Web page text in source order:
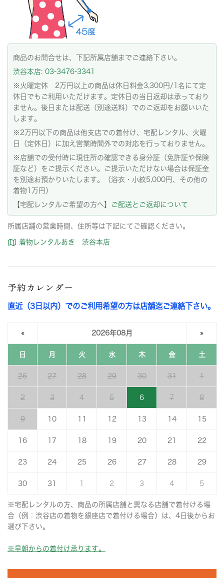
商品のお問合せは、下記所属店舗までご連絡下さい。
渋谷本店: 03-3476-3341
※火曜定休 2万円以上の商品は休日料金3,300円/1名にて定
休日でもご利用いただけます。定休日の当日返却は承っており
ません。後日または配送（別途送料）でのご返却をお願いいた
します。
※2万円以下の商品は他支店での着付け、宅配レンタル、火曜
日（定休日）に加え営業時間外での対応を行っておりません。
※店舗での受付時に現住所の確認できる身分証（免許証や保険
証など）をご提示ください。ご提示いただけない場合は保証金
を別途お預かりいたします。（浴衣・小紋5,000円、その他の
着物1万円）
【宅配レンタルご希望の方へ】
ご配送とご返却について
所属店舗の営業時間、住所等は下記にてご確認ください。
着物レンタルあき 渋谷本店
予約カレンダー
直近（3日以内）でのご利用希望の方は店舗迄ご連絡下さい。
« 2026年08月 »
日 月 火 水 木 金 土
26 27 28 29 30 31 1
2 3 4 5 6 7 8
9 10 11 12 13 14 15
16 17 18 19 20 21 22
23 24 25 26 27 28 29
30 31 1 2 3 4 5
※宅配レンタルの方、商品の所属店舗と異なる店舗で着付ける場
合（例：渋谷店の着物を銀座店で着付ける場合）は、4日後からお
選び下さい。
※早朝からの着付け承ります。